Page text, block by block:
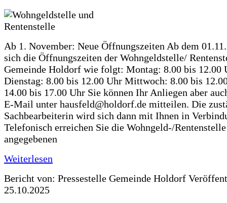
Ab 1. November: Neue Öffnungszeiten Ab dem
sich die Öffnungszeiten der Wohngeldstelle/
Gemeinde Holdorf wie folgt: Montag: 8.00 bis 12.00
Dienstag: 8.00 bis 12.00 Uhr Mittwoch: 8.00 bis
14.00 bis 17.00 Uhr Sie können Ihr Anliegen aber
E-Mail unter hausfeld@holdorf.de mitteilen. Die
Sachbearbeiterin wird sich dann mit Ihnen in
Telefonisch erreichen Sie die Wohngeld-/
angegebenen
Weiterlesen
Bericht von: Pressestelle Gemeinde Holdorf
25.10.2025